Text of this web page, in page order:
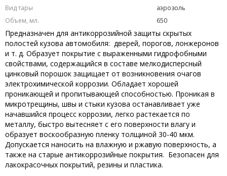
Вид тары
аэрозоль
Объем, мл.
650
Предназначен для антикоррозийной защиты скрытых
полостей кузова автомобиля: дверей, порогов, лонжеронов
и т. д. Образует покрытие с выраженными гидрофобными
свойствами, содержащийся в составе мелкодисперсный
цинковый порошок защищает от возникновения очагов
электрохимической коррозии. Обладает хорошей
проникающей и пропитывающей способностью. Проникая в
микротрещины, швы и стыки кузова останавливает уже
начавшийся процесс коррозии, легко растекается по
металлу, быстро вытесняет с его поверхности влагу и
образует воскообразную пленку толщиной 30-40 мкм.
Допускается наносить на влажную и ржавую поверхность, а
также на старые антикоррозийные покрытия. Безопасен для
лакокрасочных покрытий, резины и пластика.